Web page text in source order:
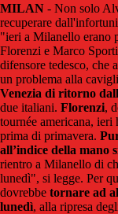
MILAN - Non solo
recuperare
"ieri a Milanello erano
Florenzi e Marco
difensore tedesco, che
un problema alla
Venezia di ritorno
due italiani. Florenzi,
tournée americana,
prima di primavera.
all’indice della mano
rientro a Milanello di
lunedì", si legge. Per
dovrebbe tornare ad
lunedì, alla ripresa